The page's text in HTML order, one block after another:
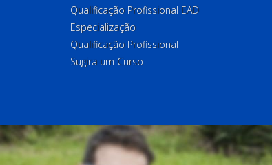
Qualificação Profissional EAD
Especialização
Qualificação Profissional
Sugira um Curso